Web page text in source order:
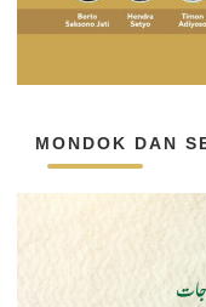
MONDOK DAN